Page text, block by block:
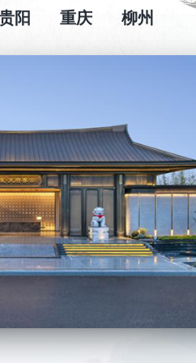
贵阳 重庆 柳州